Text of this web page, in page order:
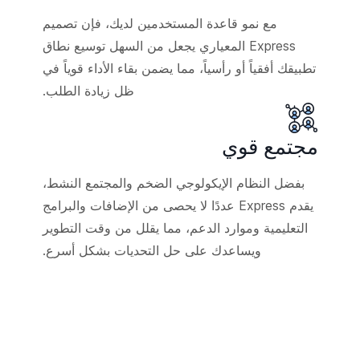
مع نمو قاعدة المستخدمين لديك، فإن تصميم
Express المعياري يجعل من السهل توسيع نطاق
تطبيقك أفقياً أو رأسياً، مما يضمن بقاء الأداء قوياً في
ظل زيادة الطلب.
مجتمع قوي
بفضل النظام الإيكولوجي الضخم والمجتمع النشط،
يقدم Express عددًا لا يحصى من الإضافات والبرامج
التعليمية وموارد الدعم، مما يقلل من وقت التطوير
ويساعدك على حل التحديات بشكل أسرع.